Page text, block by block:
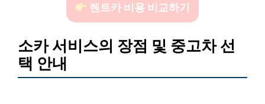
렌트카 비용 비교하기
소카 서비스의 장점 및 중고차 선
택 안내